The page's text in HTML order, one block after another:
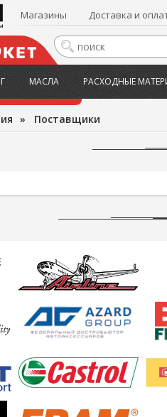
Магазины Доставка и
МАСЛА РАСХОДНЫЕ
» Поставщики